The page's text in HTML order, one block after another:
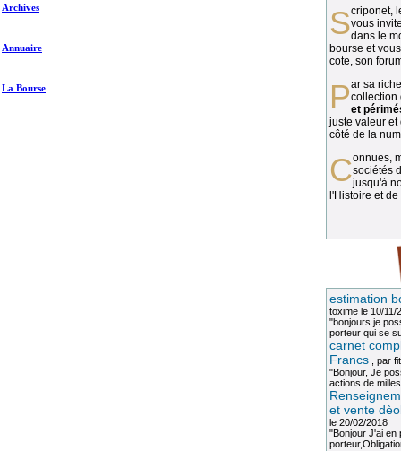
Archives
Annuaire
La Bourse
vous
dans le
bourse et
cote, son
Par sa richesse et sa diversité, lacollection
et
juste valeur et
côté de la
Connues, méconnues, ou inconnues, lessociétés
jusqu'à
l'Histoire et
estimation
toximele 10/11/
"bonjours je
porteur qui se
carnet
Francs, par
"Bonjour, Je
actions de
et vente
le 20/02/2018
"Bonjour J'ai en